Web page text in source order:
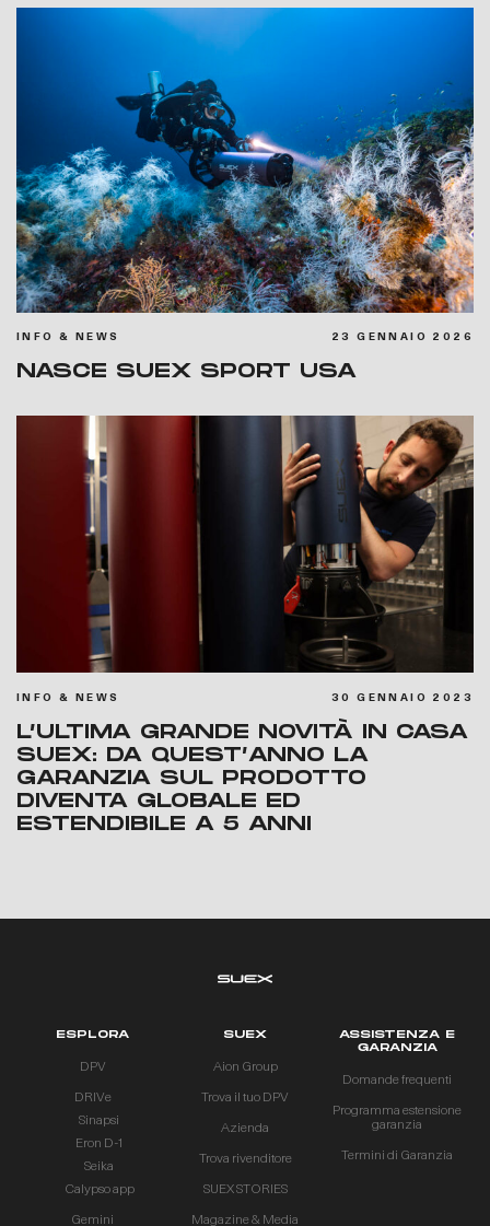
INFO & NEWS 23 GENNAIO 2026
NASCE SUEX SPORT USA
INFO & NEWS 30 GENNAIO 2023
L’ULTIMA GRANDE NOVITÀ IN CASA
SUEX: DA QUEST’ANNO LA
GARANZIA SUL PRODOTTO
DIVENTA GLOBALE ED
ESTENDIBILE A 5 ANNI
ESPLORA
DPV
DRIVe
Sinapsi
Eron D-1
Seika
Calypso app
Gemini
SUEX
Aion Group
Trova il tuo DPV
Azienda
Trova rivenditore
SUEX STORIES
Magazine & Media
ASSISTENZA E
GARANZIA
Domande frequenti
Programma estensione
garanzia
Termini di Garanzia